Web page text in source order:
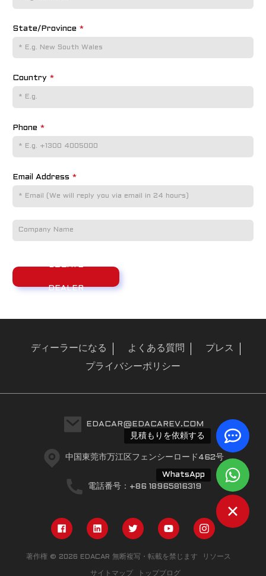
見積もりを依頼する
WhatsApp
State/Province *
Country *
Phone *
Email Address *
LOCATE
DEALER
ディーラーになる よくある質問 プレス
プライバシーポリシー
EDACAR@EDACAREV.COM
中国東莞市万江区フェンシーロード462号
電話番号：+86 18965816319
著作権 © 2026 EDACAR 無断複写・転載を禁じます リソース
サイトマップ トップブログ